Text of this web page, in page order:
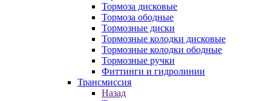
Тормоза дисковые
Тормоза ободные
Тормозные диски
Тормозные колодки дисковые
Тормозные колодки ободные
Тормозные ручки
Фиттинги и гидролинии
Трансмиссия
Назад